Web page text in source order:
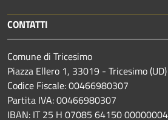
CONTATTI
Comune di Tricesimo
Piazza Ellero 1, 33019 - Tricesimo
Codice Fiscale: 00466980307
Partita IVA: 00466980307
IBAN: IT 25 H 07085 64150